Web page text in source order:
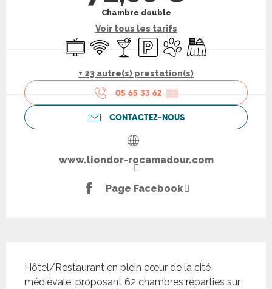
Chambre double
Voir tous les tarifs
Télévision
WiFi Bar / Buvette
ParkingAnimaux acceptés
Banquet
+ 23 autre(s) prestation(s)
05 65 33 62 ▒▒
CONTACTEZ-NOUS
www.liondor-rocamadour.com
Page Facebook
Hôtel/Restaurant en plein cœur de la cité
médiévale, proposant 62 chambres réparties sur